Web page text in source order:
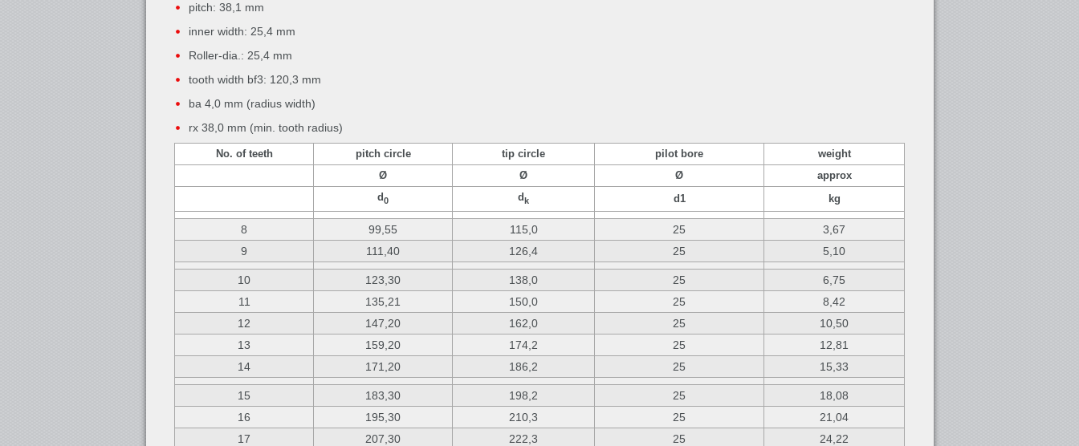
pitch: 38,1 mm
inner width: 25,4 mm
Roller-dia.: 25,4 mm
tooth width bf3: 120,3 mm
ba 4,0 mm (radius width)
rx 38,0 mm (min. tooth radius)
No. of teeth pitch circle tip circle pilot bore
weight
Ø
Ø Ø
approx
d0 dk d1 kg
8 99,55 115,0 25
3,67
9
111,40 126,4 25 5,10
10 123,30 138,0 25
6,75
11
135,21 150,0 25
8,42
12
147,20 162,0 25
10,50
13
159,20 174,2 25
12,81
14
171,20 186,2 25 15,33
15 183,30 198,2 25
18,08
16
195,30 210,3 25
21,04
17
207,30 222,3 25
24,22